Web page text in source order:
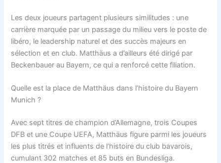
Les deux joueurs partagent plusieurs similitudes : une
carrière marquée par un passage du milieu vers le poste de
libéro, le leadership naturel et des succès majeurs en
sélection et en club. Matthäus a d’ailleurs été dirigé par
Beckenbauer au Bayern, ce qui a renforcé cette filiation.
Quelle est la place de Matthäus dans l’histoire du Bayern
Munich ?
Avec sept titres de champion d’Allemagne, trois Coupes
DFB et une Coupe UEFA, Matthäus figure parmi les joueurs
les plus titrés et influents de l’histoire du club bavarois,
cumulant 302 matches et 85 buts en Bundesliga.